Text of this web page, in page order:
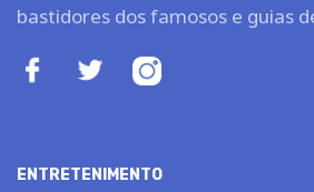
bastidores dos famosos e guias
ENTRETENIMENTO